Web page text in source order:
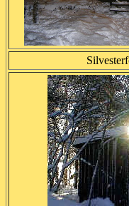
Silvesterfeier